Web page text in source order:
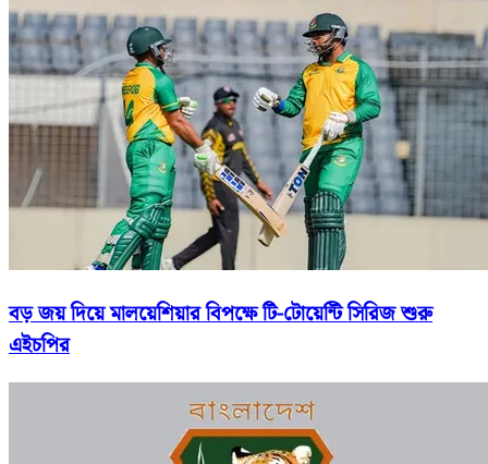
বড় জয় দিয়ে মালয়েশিয়ার বিপক্ষে টি-টোয়েন্টি সিরিজ শুরু
এইচপির